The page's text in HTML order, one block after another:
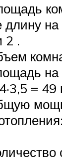
длину
2 .
на
=